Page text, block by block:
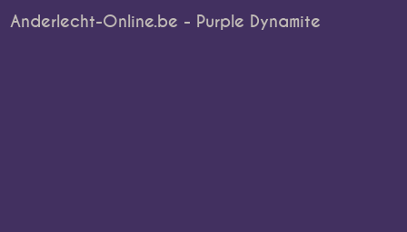
Anderlecht-Online.be - Purple Dynamite